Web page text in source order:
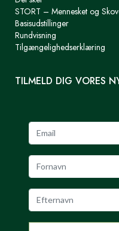
STORT – Mennesket og
Basisudstillinger
Rundvisning
Tilgængelighedserklæring
TILMELD DIG VORES